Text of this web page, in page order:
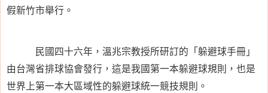
假新竹市舉行。
民國四十六年，溫兆宗教授所研訂的「躲避球手冊」
由台灣省排球協會發行，這是我國第一本躲避球規則，也是
世界上第一本大區域性的躲避球統一競技規則。